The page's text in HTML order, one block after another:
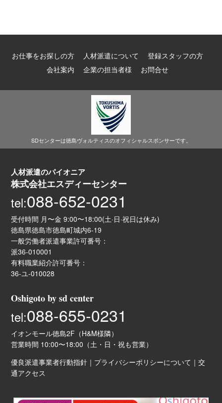
お仕事をお探しの方 人材派遣について
登録スタッフの方
会社案内
企業の担当者様 お問合せ
SDセンターは徳島ヴォルティスのオフィシャルスポンサーです。
人材派遣のパイオニア
株式会社エスディーセンター
tel:088-652-0231
受付時間 月〜金 9:00〜18:00(土·日·祝日は休み)
徳島県徳島市徳島町城内6-19
一般労働者派遣事業許可番号：
派36-010001
有料職業紹介許可番号：
36-ユ-010028
Oshigoto by sd center
tel:088-655-0231
イオンモール徳島2F（H&M様隣）
営業時間 10:00〜18:00（土・日・祝も営業）
優良派遣事業者行動指針 ｜ プライバシーポリシーについて ｜交
通アクセス